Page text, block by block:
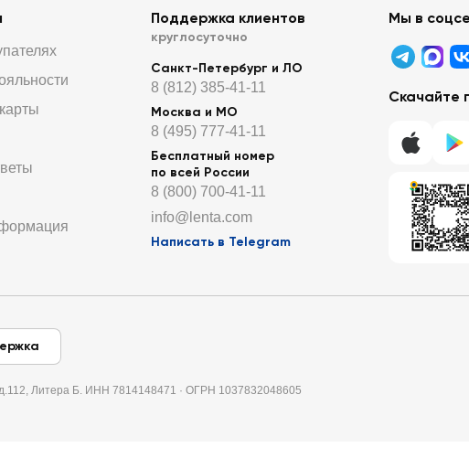
Поддержка клиентов
круглосуточно
Санкт-Петербург и ЛО
8 (812) 385-41-11
Москва и МО
8 (495) 777-41-11
Бесплатный номер
по всей России
8 (800) 700-41-11
info@lenta.com
Написать в Telegram
Мы в
Скачайте
Литера Б. ИНН 7814148471 · ОГРН 1037832048605